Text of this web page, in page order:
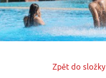
Zpět do složky